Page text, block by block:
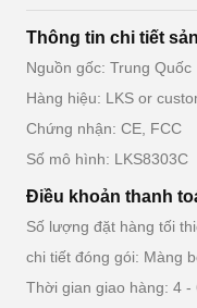
Thông tin chi tiết
Nguồn gốc: Trung Quốc
Hàng hiệu: LKS or
Chứng nhận: CE, FCC
Số mô hình: LKS8303C
Điều khoản thanh
Số lượng đặt hàng tối
chi tiết đóng gói: Màng
Thời gian giao hàng: 4 -